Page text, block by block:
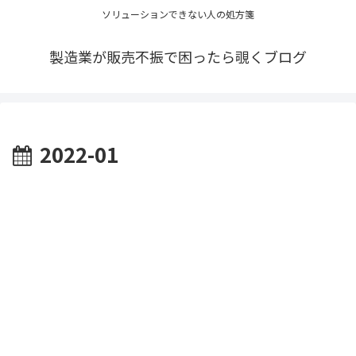
ソリューションできない人の処方箋
製造業が販売不振で困ったら覗くブログ
2022-01